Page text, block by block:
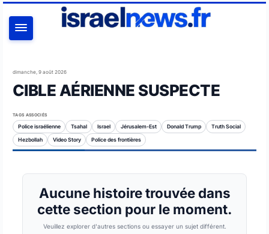
dimanche, 9 août 2026
CIBLE AÉRIENNE SUSPECTE
TAGS ASSOCIÉS
Police israélienne Tsahal Israel Jérusalem-Est Donald Trump Truth Social
Hezbollah Video Story Police des frontières
Aucune histoire trouvée dans
cette section pour le moment.
Veuillez explorer d'autres sections ou essayer un sujet différent.